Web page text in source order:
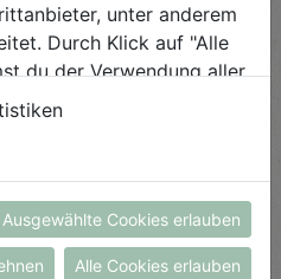
Zuckerhutbowl
unter anderem
Durch Klick auf "Alle
du der Verwendung aller
anzeigen" findest du alle
Cookies, du kannst
Cookies du erlauben
du in unserer
imImpressum
Ausgewählte Cookies erlauben
Alle Cookies erlauben